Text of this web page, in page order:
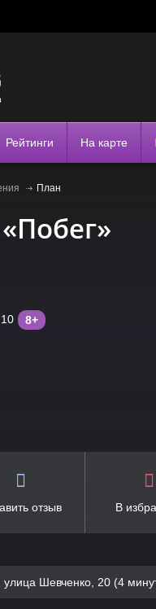
Рейтинги На карте
План
8+
отзыв В
улица Шевченко, 20 (4